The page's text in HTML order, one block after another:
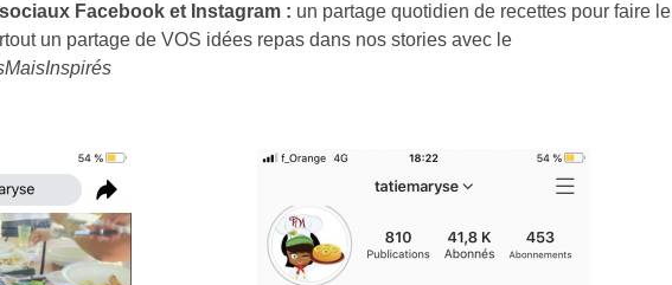
Facebook et Instagram : un partage quotidien de recettes pour faire le
un partage de VOS idées repas dans nos stories avec le